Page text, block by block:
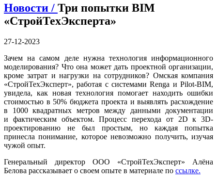
Новости / Три попытки BIM
«СтройТехЭксперта»
27-12-2023
Зачем на самом деле нужна технология информационного
моделирования? Что она может дать проектной организации,
кроме затрат и нагрузки на сотрудников? Омская компания
«СтройТехЭксперт», работая с системами Renga и Pilot-BIM,
увидела, как новая технология помогает находить ошибки
стоимостью в 50% бюджета проекта и выявлять расхождение
в 1000 квадратных метров между данными документации
и фактическим объектом. Процесс перехода от 2D к 3D-
проектированию не был простым, но каждая попытка
принесла понимание, которое невозможно получить, изучая
чужой опыт.
Генеральный директор ООО «СтройТехЭксперт» Алёна
Белова рассказывает о своем опыте в материале по ссылке.